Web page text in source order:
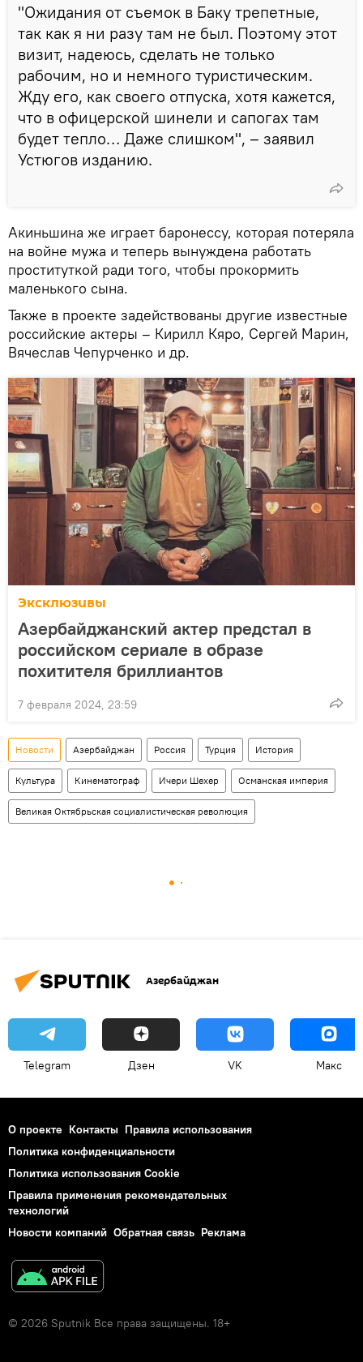
"Ожидания от съемок в Баку трепетные,
так как я ни разу там не был. Поэтому этот
визит, надеюсь, сделать не только
рабочим, но и немного туристическим.
Жду его, как своего отпуска, хотя кажется,
что в офицерской шинели и сапогах там
будет тепло… Даже слишком", – заявил
Устюгов изданию.
Акиньшина же играет баронессу, которая потеряла
на войне мужа и теперь вынуждена работать
проституткой ради того, чтобы прокормить
маленького сына.
Также в проекте задействованы другие известные
российские актеры – Кирилл Кяро, Сергей Марин,
Вячеслав Чепурченко и др.
Эксклюзивы
Азербайджанский актер предстал в
российском сериале в образе
похитителя бриллиантов
7 февраля 2024, 23:59
Новости Азербайджан Россия Турция История
Культура Кинематограф Ичери Шехер Османская империя
Великая Октябрьская социалистическая революция
Азербайджан
Telegram Дзен VK Макс
О проекте Контакты Правила использования
Политика конфиденциальности
Политика использования Cookie
Правила применения рекомендательных
технологий
Новости компаний Обратная связь Реклама
© 2026 Sputnik Все права защищены. 18+